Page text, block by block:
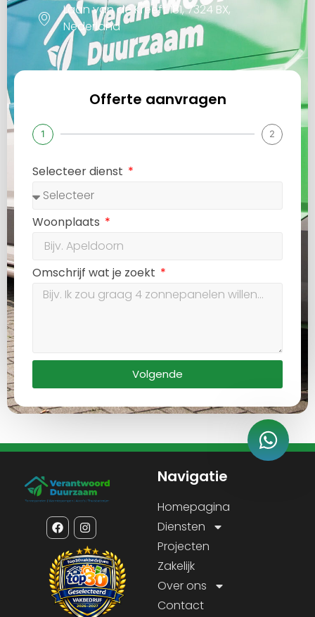
Laan van de Kreeft 181, 7324 BX,
Nederland
Offerte aanvragen
1 2
Selecteer dienst
Woonplaats
Omschrijf wat je zoekt
Volgende
Navigatie
Homepagina
Diensten
Projecten
Zakelijk
Over ons
Contact